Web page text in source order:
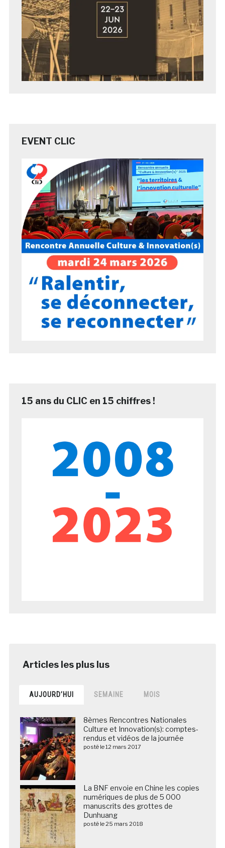
EVENT CLIC
15 ans du CLIC en 15 chiffres !
AUJOURD’HUI SEMAINE MOIS
8èmes Rencontres Nationales
Culture et Innovation(s): comptes-
rendus et vidéos de la journée
posté le 12 mars 2017
La BNF envoie en Chine les copies
numériques de plus de 5 000
manuscrits des grottes de
Dunhuang
posté le 25 mars 2018